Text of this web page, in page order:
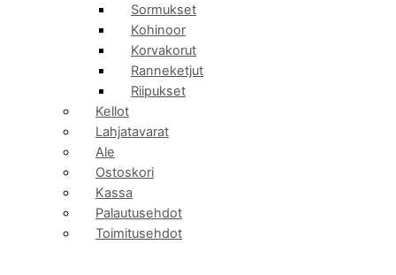
Sormukset
Kohinoor
Korvakorut
Ranneketjut
Riipukset
Kellot
Lahjatavarat
Ale
Ostoskori
Kassa
Palautusehdot
Toimitusehdot